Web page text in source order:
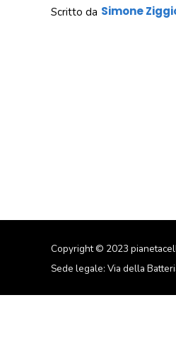
Scritto da Simone
Copyright © 2023
Sede legale: Via della